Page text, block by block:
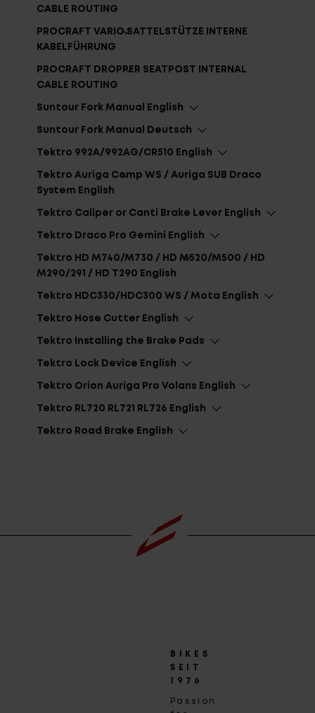
CABLE ROUTING
PROCRAFT VARIO SATTELSTÜTZE INTERNE
KABELFÜHRUNG
PROCRAFT DROPPER SEATPOST INTERNAL
CABLE ROUTING
Suntour Fork Manual English
Suntour Fork Manual Deutsch
Tektro 992A/992AG/CR510 English
Tektro Auriga Comp WS / Auriga SUB Draco
System English
Tektro Caliper or Canti Brake Lever English
Tektro Draco Pro Gemini English
Tektro HD M740/M730 / HD M520/M500 / HD
M290/291 / HD T290 English
Tektro HDC330/HDC300 WS / Mota English
Tektro Hose Cutter English
Tektro Installing the Brake Pads
Tektro Lock Device English
Tektro Orion Auriga Pro Volans English
Tektro RL720 RL721 RL726 English
Tektro Road Brake English
BIKES
SEIT
1976
Passion